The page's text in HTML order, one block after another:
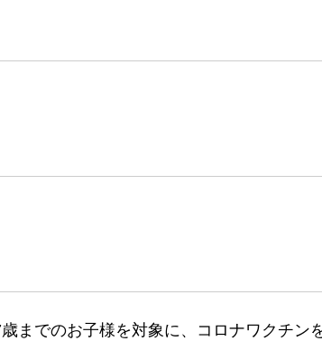
までのお子様を対象に、コロナワクチン